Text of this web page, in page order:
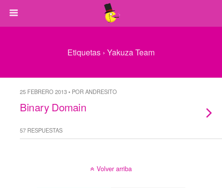
Etiquetas › Yakuza Team
25 FEBRERO 2013 • POR ANDRESITO
Binary Domain
57 RESPUESTAS
Volver arriba